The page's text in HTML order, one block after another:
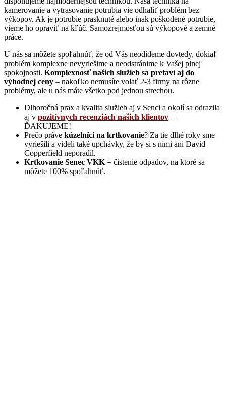
kamerovanie a vytrasovanie potrubia vie odhaliť problém bez
výkopov. Ak je potrubie prasknuté alebo inak poškodené potrubie,
vieme ho opraviť na kľúč. Samozrejmosťou sú výkopové a zemné
práce.
U nás sa môžete spoľahnúť, že od Vás neodídeme dovtedy, dokiaľ
problém komplexne nevyriešime a neodstránime k Vašej plnej
spokojnosti. Komplexnosť našich služieb sa pretaví aj do
výhodnej ceny – nakoľko nemusíte volať 2-3 firmy na rôzne
problémy, ale u nás máte všetko pod jednou strechou.
Dlhoročná prax a kvalita služieb aj v Senci a okolí sa odrazila
aj v pozitívnych recenziách našich klientov –
ĎAKUJEME!
Prečo práve kúzelníci na krtkovanie? Za tie dlhé roky sme
vyriešili a videli také upchávky, že by si s nimi ani David
Copperfield neporadil.
Krtkovanie Senec VKK = čistenie odpadov, na ktoré sa
môžete 100% spoľahnúť.